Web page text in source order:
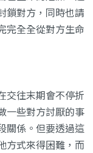
鎖對方，同時也請
完全全從對方生命
交往末期會不停折
一些對方討厭的事
關係。但要透過這
方式來得困難，而